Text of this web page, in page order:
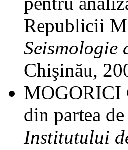
Republicii
Seismologie
Chişinău,
MOGORICI
din partea
Institutului